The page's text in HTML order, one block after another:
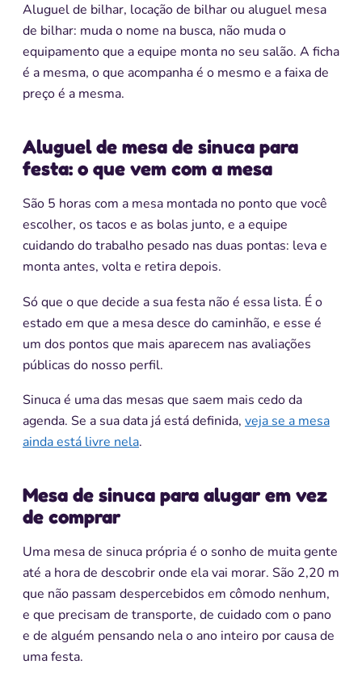
Aluguel de bilhar, locação de bilhar ou aluguel mesa
de bilhar: muda o nome na busca, não muda o
equipamento que a equipe monta no seu salão. A ficha
é a mesma, o que acompanha é o mesmo e a faixa de
preço é a mesma.
Aluguel de mesa de sinuca para
festa: o que vem com a mesa
São 5 horas com a mesa montada no ponto que você
escolher, os tacos e as bolas junto, e a equipe
cuidando do trabalho pesado nas duas pontas: leva e
monta antes, volta e retira depois.
Só que o que decide a sua festa não é essa lista. É o
estado em que a mesa desce do caminhão, e esse é
um dos pontos que mais aparecem nas avaliações
públicas do nosso perfil.
Sinuca é uma das mesas que saem mais cedo da
agenda. Se a sua data já está definida, veja se a mesa
ainda está livre nela.
Mesa de sinuca para alugar em vez
de comprar
Uma mesa de sinuca própria é o sonho de muita gente
até a hora de descobrir onde ela vai morar. São 2,20 m
que não passam despercebidos em cômodo nenhum,
e que precisam de transporte, de cuidado com o pano
e de alguém pensando nela o ano inteiro por causa de
uma festa.